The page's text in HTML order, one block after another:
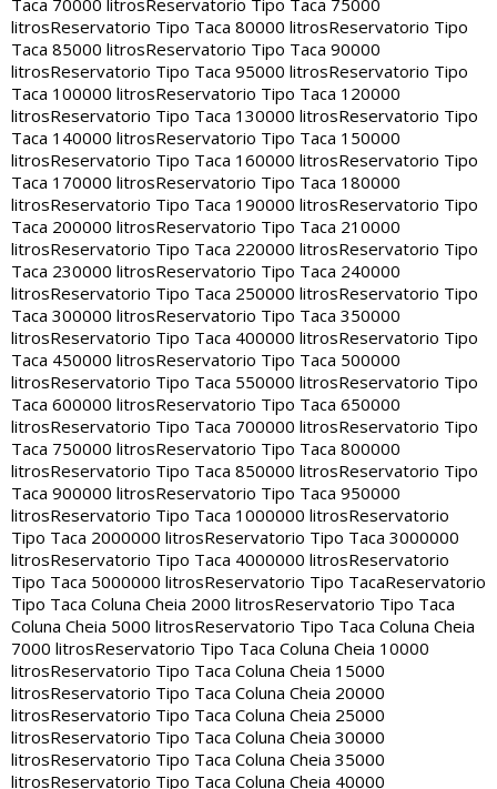
Taca 70000 litros Reservatorio Tipo Taca 75000
litrosReservatorio Tipo Taca 80000 litrosReservatorio Tipo
Taca 85000 litrosReservatorio Tipo Taca 90000
litrosReservatorio Tipo Taca 95000 litrosReservatorio Tipo
Taca 100000 litrosReservatorio Tipo Taca 120000
litrosReservatorio Tipo Taca 130000 litrosReservatorio Tipo
Taca 140000 litrosReservatorio Tipo Taca 150000
litrosReservatorio Tipo Taca 160000 litrosReservatorio Tipo
Taca 170000 litrosReservatorio Tipo Taca 180000
litrosReservatorio Tipo Taca 190000 litrosReservatorio Tipo
Taca 200000 litrosReservatorio Tipo Taca 210000
litrosReservatorio Tipo Taca 220000 litrosReservatorio Tipo
Taca 230000 litrosReservatorio Tipo Taca 240000
litrosReservatorio Tipo Taca 250000 litrosReservatorio Tipo
Taca 300000 litrosReservatorio Tipo Taca 350000
litrosReservatorio Tipo Taca 400000 litrosReservatorio Tipo
Taca 450000 litrosReservatorio Tipo Taca 500000
litrosReservatorio Tipo Taca 550000 litrosReservatorio Tipo
Taca 600000 litrosReservatorio Tipo Taca 650000
litrosReservatorio Tipo Taca 700000 litrosReservatorio Tipo
Taca 750000 litrosReservatorio Tipo Taca 800000
litrosReservatorio Tipo Taca 850000 litrosReservatorio Tipo
Taca 900000 litrosReservatorio Tipo Taca 950000
litrosReservatorio Tipo Taca 1000000 litrosReservatorio
Tipo Taca 2000000 litrosReservatorio Tipo Taca 3000000
litrosReservatorio Tipo Taca 4000000 litrosReservatorio
Tipo Taca 5000000 litrosReservatorio Tipo TacaReservatorio
Tipo Taca Coluna Cheia 2000 litrosReservatorio Tipo Taca
Coluna Cheia 5000 litrosReservatorio Tipo Taca Coluna Cheia
7000 litrosReservatorio Tipo Taca Coluna Cheia 10000
litrosReservatorio Tipo Taca Coluna Cheia 15000
litrosReservatorio Tipo Taca Coluna Cheia 20000
litrosReservatorio Tipo Taca Coluna Cheia 25000
litrosReservatorio Tipo Taca Coluna Cheia 30000
litrosReservatorio Tipo Taca Coluna Cheia 35000
litrosReservatorio Tipo Taca Coluna Cheia 40000